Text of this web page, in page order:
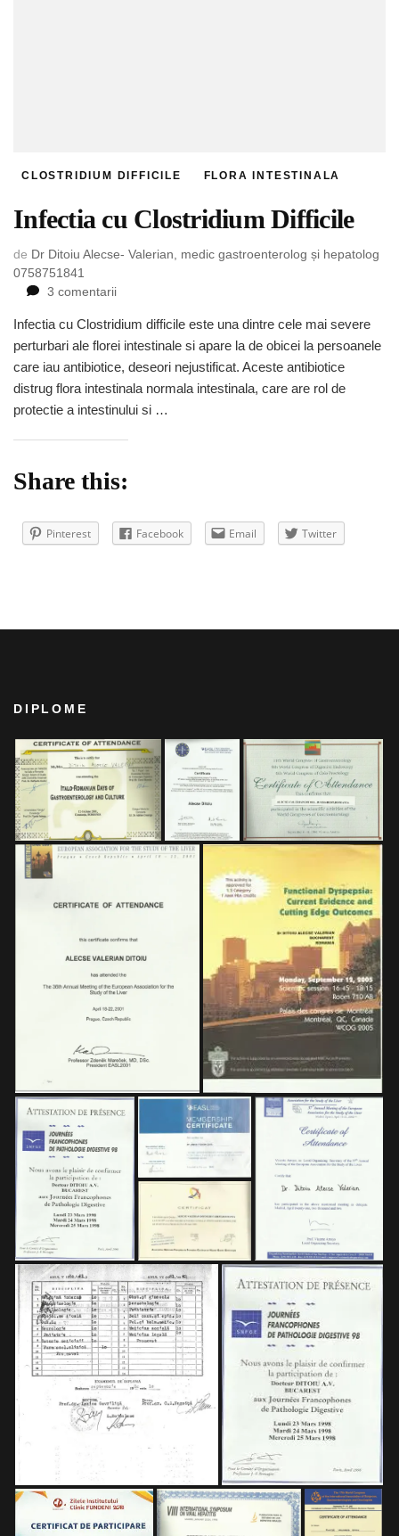
CLOSTRIDIUM DIFFICILE FLORA INTESTINALA
Infectia cu Clostridium Difficile
de Dr Ditoiu Alecse- Valerian, medic gastroenterolog și hepatolog
0758751841
3 comentariila
cu
Clostridium
Difficile
Infectia cu Clostridium difficile este una dintre cele mai severe
perturbari ale florei intestinale si apare la de obicei la persoanele
care iau antibiotice, deseori nejustificat. Aceste antibiotice
distrug flora intestinala normala intestinala, care are rol de
protectie a intestinului si …
Share this:
Pinterest Facebook Email Twitter
DIPLOME